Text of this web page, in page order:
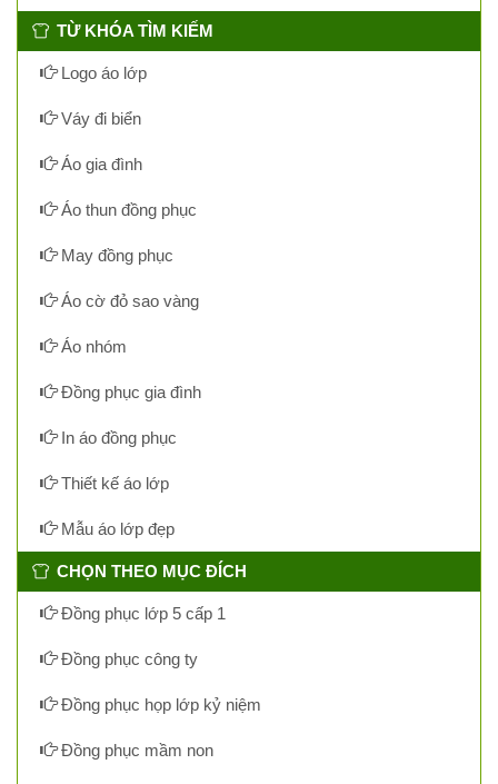
TỪ KHÓA TÌM KIẾM
Logo áo lớp
Váy đi biển
Áo gia đình
Áo thun đồng phục
May đồng phục
Áo cờ đỏ sao vàng
Áo nhóm
Đồng phục gia đình
In áo đồng phục
Thiết kế áo lớp
Mẫu áo lớp đẹp
CHỌN THEO MỤC ĐÍCH
Đồng phục lớp 5 cấp 1
Đồng phục công ty
Đồng phục họp lớp kỷ niệm
Đồng phục mầm non